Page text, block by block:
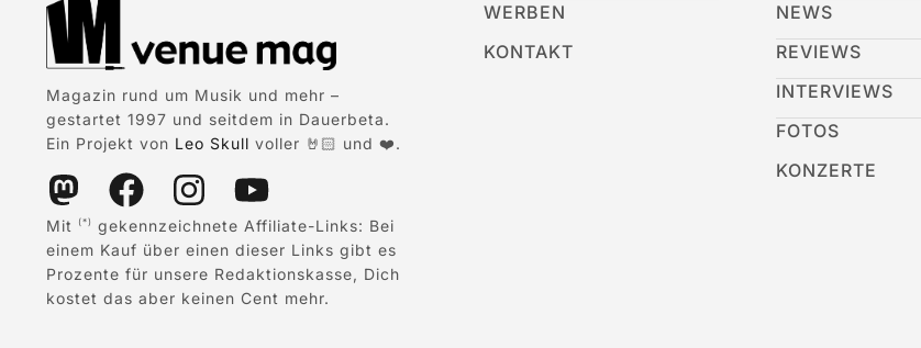
Magazin rund um Musik und mehr –
gestartet 1997 und seitdem in Dauerbeta.
Ein Projekt von Leo Skull voller 🤘🏻 und ❤️.
Mit (*)
gekennzeichnete Affiliate-Links: Bei
einem Kauf über einen dieser Links gibt es
Prozente für unsere Redaktionskasse, Dich
kostet das aber keinen Cent mehr.
WERBEN
KONTAKT
NEWS
REVIEWS
INTERVIEWS
FOTOS
KONZERTE